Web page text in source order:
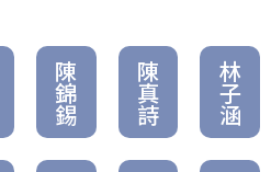
陳
錦
錫
陳
真
詩
林
子
涵